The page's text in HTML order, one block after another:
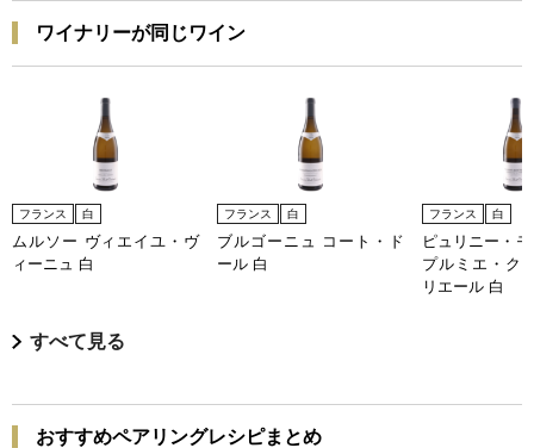
ワイナリーが同じワイン
フランス 白
ムルソー ヴィエイユ・ヴ
ィーニュ 白
フランス 白
ブルゴーニュ コート・ド
ール 白
フランス 白
ピュリニー・
プルミエ・ク
リエール 白
すべて見る
おすすめペアリングレシピまとめ